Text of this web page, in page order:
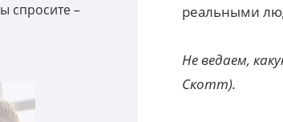
спросите –
реальными
Не ведаем,
Скотт).